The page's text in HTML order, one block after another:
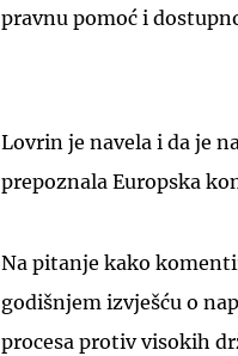
pravnu pomoć i
Lovrin je navela i da je
prepoznala Europska
Na pitanje kako
godišnjem izvješću o
procesa protiv visokih